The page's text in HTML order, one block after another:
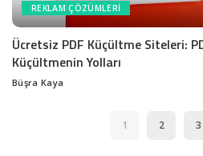
REKLAM ÇÖZÜMLERI
Ücretsiz PDF Küçültme Siteleri:
Küçültmenin Yolları
Posted
Büşra Kaya
1 2 3